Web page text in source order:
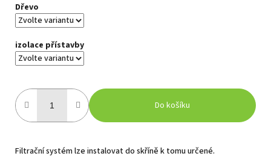
Dřevo
izolace přístavby
Do košíku
Filtrační systém lze instalovat do skříně k tomu určené.